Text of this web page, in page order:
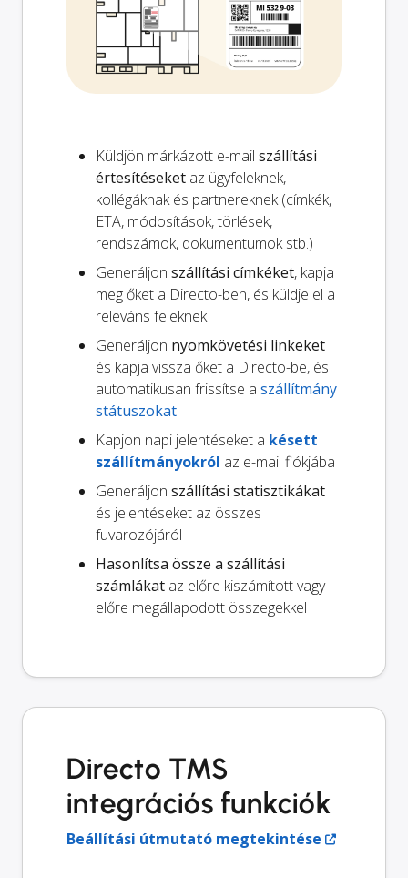
Küldjön márkázott e-mail szállítási
értesítéseket az ügyfeleknek,
kollégáknak és partnereknek (címkék,
ETA, módosítások, törlések,
rendszámok, dokumentumok stb.)
Generáljon szállítási címkéket, kapja
meg őket a Directo-ben, és küldje el a
releváns feleknek
Generáljon nyomkövetési linkeket
és kapja vissza őket a Directo-be, és
automatikusan frissítse a szállítmány
státuszokat
Kapjon napi jelentéseket a késett
szállítmányokról az e-mail fiókjába
Generáljon szállítási statisztikákat
és jelentéseket az összes
fuvarozójáról
Hasonlítsa össze a szállítási
számlákat az előre kiszámított vagy
előre megállapodott összegekkel
Directo TMS
integrációs funkciók
Beállítási útmutató megtekintése